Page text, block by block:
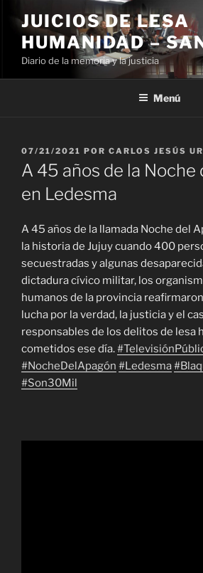
contenido
JUICIOS DE LESA
HUMANIDAD –
Diario de la memoria y la justicia
Menú
PUBLICADO
EL
07/21/2021 POR CARLOS JESÚS
A 45 años de la Noche
en Ledesma
A 45 años de la llamada Noche del
la historia de Jujuy cuando 400
secuestradas y algunas
dictadura cívico militar, los
humanos de la provincia
lucha por la verdad, la justicia y el
responsables de los delitos de lesa
cometidos ese día.
#NocheDelApagón #Ledesma
#Son30Mil